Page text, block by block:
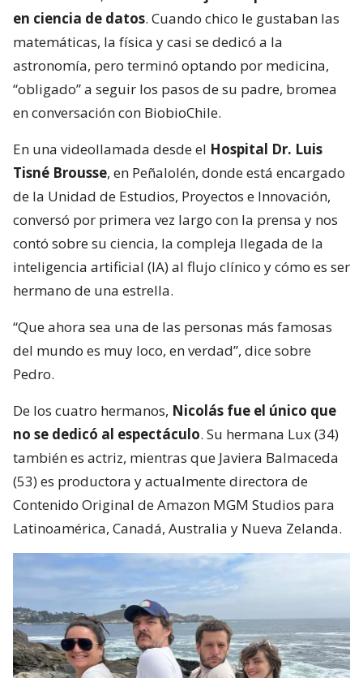
en ciencia de datos. Cuando chico le gustaban las
matemáticas, la física y casi se dedicó a la
astronomía, pero terminó optando por medicina,
“obligado” a seguir los pasos de su padre, bromea
en conversación con BiobioChile.
En una videollamada desde el Hospital Dr. Luis
Tisné Brousse, en Peñalolén, donde está encargado
de la Unidad de Estudios, Proyectos e Innovación,
conversó por primera vez largo con la prensa y nos
contó sobre su ciencia, la compleja llegada de la
inteligencia artificial (IA) al flujo clínico y cómo es ser
hermano de una estrella.
“Que ahora sea una de las personas más famosas
del mundo es muy loco, en verdad”, dice sobre
Pedro.
De los cuatro hermanos, Nicolás fue el único que
no se dedicó al espectáculo. Su hermana Lux (34)
también es actriz, mientras que Javiera Balmaceda
(53) es productora y actualmente directora de
Contenido Original de Amazon MGM Studios para
Latinoamérica, Canadá, Australia y Nueva Zelanda.